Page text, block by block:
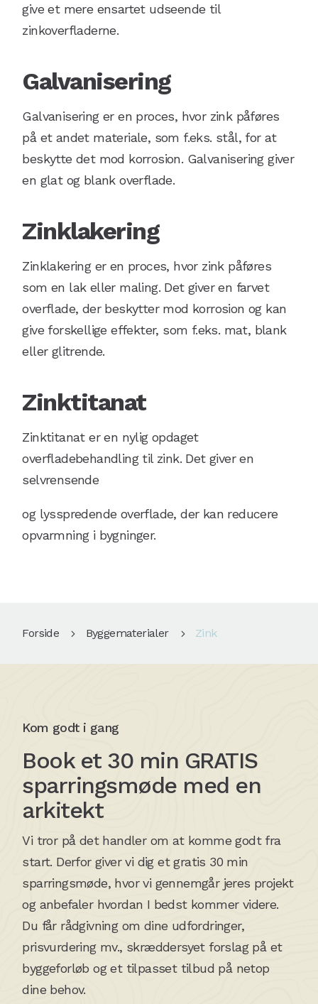
give et mere ensartet udseende til
zinkoverfladerne.
Galvanisering
Galvanisering er en proces, hvor zink påføres
på et andet materiale, som f.eks. stål, for at
beskytte det mod korrosion. Galvanisering giver
en glat og blank overflade.
Zinklakering
Zinklakering er en proces, hvor zink påføres
som en lak eller maling. Det giver en farvet
overflade, der beskytter mod korrosion og kan
give forskellige effekter, som f.eks. mat, blank
eller glitrende.
Zinktitanat
Zinktitanat er en nylig opdaget
overfladebehandling til zink. Det giver en
selvrensende
og lysspredende overflade, der kan reducere
opvarmning i bygninger.
Forside 5 Byggematerialer 5 Zink
Kom godt i gang
Book et 30 min GRATIS
sparringsmøde med en
arkitekt
Vi tror på det handler om at komme godt fra
start. Derfor giver vi dig et gratis 30 min
sparringsmøde, hvor vi gennemgår jeres projekt
og anbefaler hvordan I bedst kommer videre.
Du får rådgivning om dine udfordringer,
prisvurdering mv., skræddersyet forslag på et
byggeforløb og et tilpasset tilbud på netop
dine behov.